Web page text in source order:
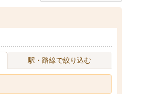
駅・路線で絞り込む